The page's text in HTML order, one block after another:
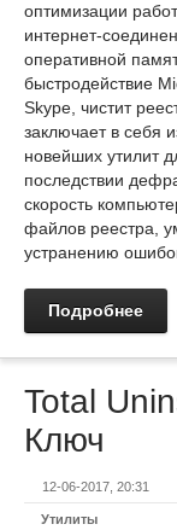
оптимизации
интернет-
оперативной
быстродействие
Skype, чистит
заключает в себя
новейших утилит
последствии
скорость
файлов реестра,
устранению
Подробнее
Total
Ключ
12-06-2017, 20:31
Утилиты